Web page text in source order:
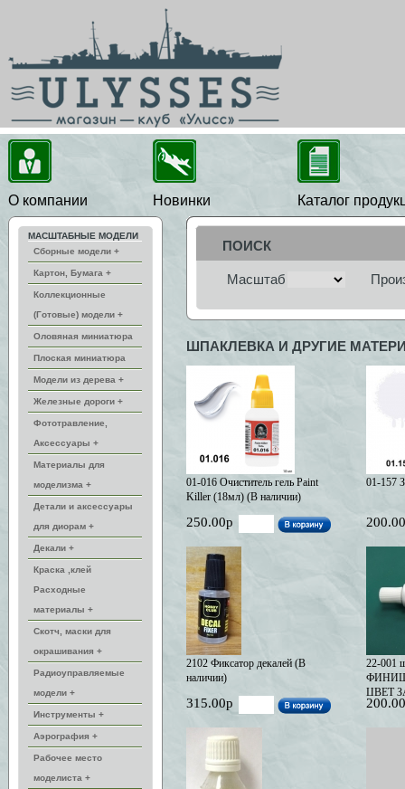
О компании Новинки Каталог
МАСШТАБНЫЕ МОДЕЛИ
Сборные модели +
Картон, Бумага +
Коллекционные
(Готовые) модели +
Оловяная миниатюра
Плоская миниатюра
Модели из дерева +
Железные дороги +
Фототравление,
Аксессуары +
Материалы для
моделизма +
Детали и аксессуары
для диорам +
Декали +
Краска ,клей
Расходные
материалы +
Скотч, маски для
окрашивания +
Радиоуправляемые
модели +
Инструменты +
Аэрография +
Рабочее место
моделиста +
ПОИСК
Масштаб
ШПАКЛЕВКА И ДРУГИЕ
01-016 Очиститель гель Paint
Killer (18мл) (В наличии)
250.00р
01-157
2102 Фиксатор декалей (В
наличии)
315.00р
22-001
ЦВЕТ